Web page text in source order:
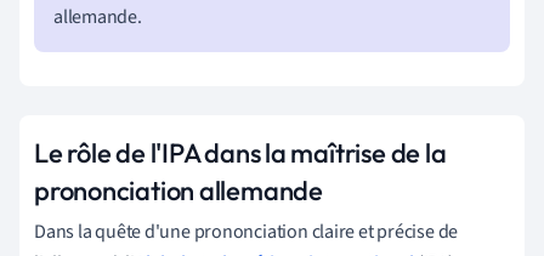
allemande.
Le rôle de l'IPA dans la maîtrise de la
prononciation allemande
Dans la quête d'une prononciation claire et précise de